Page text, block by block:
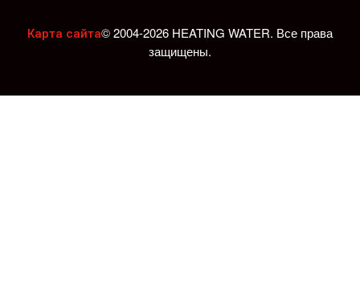
Карта сайта© 2004-2026 HEATING WATER. Все права
защищены.